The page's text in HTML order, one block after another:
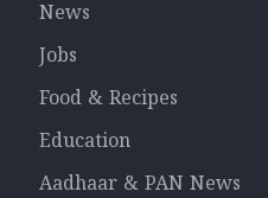
News
Jobs
Food & Recipes
Education
Aadhaar & PAN News